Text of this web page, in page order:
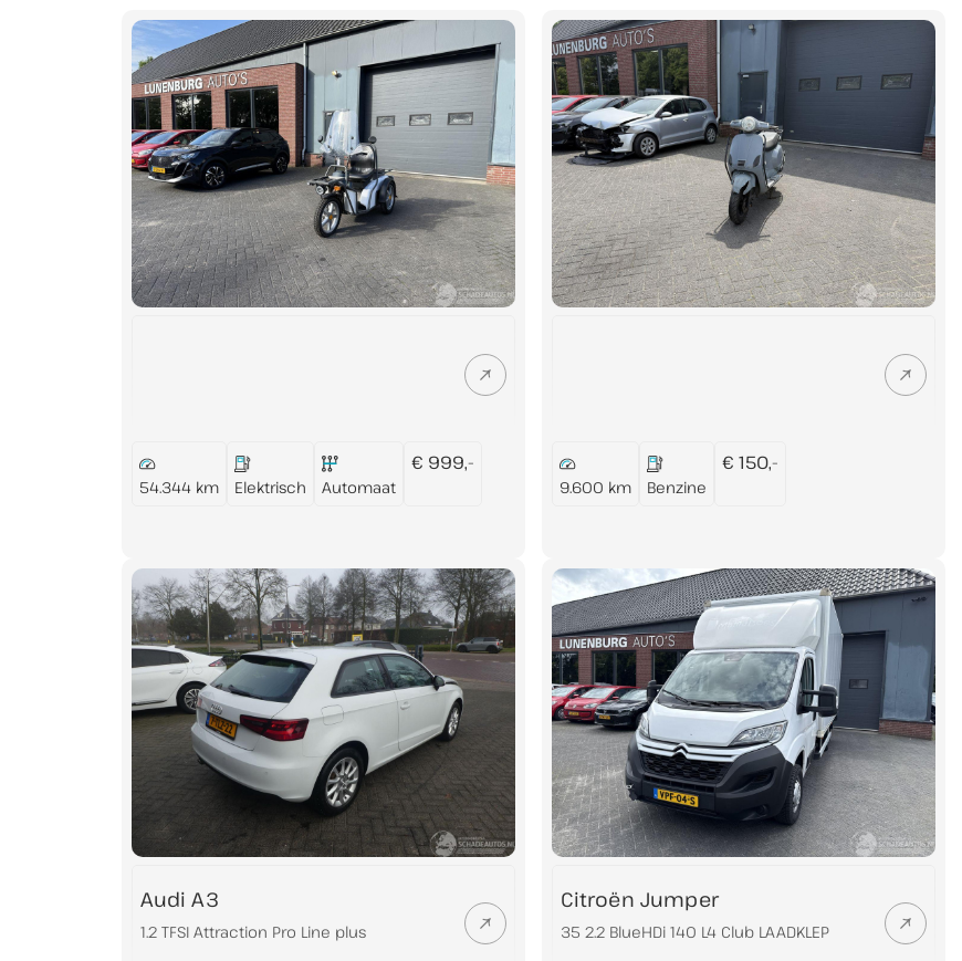
Contact
+31 (0)73 503 36 94
info@lunenburgautos.nl
Adres
5258 HL Berlicum
54.344 km Elektrisch Automaat
€ 999,-
9.600 km Benzine
€ 150,-
Audi A3
1.2 TFSI Attraction Pro Line plus
Citroën Jumper
35 2.2 BlueHDi 140 L4 Club LAADKLEP